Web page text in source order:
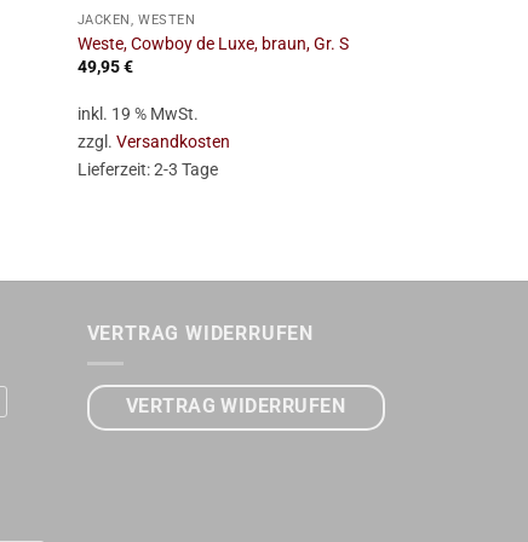
JACKEN, WESTEN
Weste, Cowboy de Luxe, braun, Gr. S
49,95€
inkl. 19 % MwSt.
zzgl. Versandkosten
Lieferzeit:2-3 Tage
VERTRAG WIDERRUFEN
VERTRAG WIDERRUFEN